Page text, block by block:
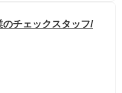
チェックスタッフ/